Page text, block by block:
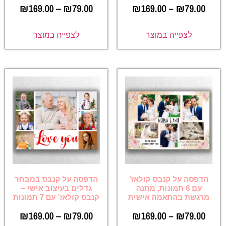
₪79.00
–
₪169.00
לצפייה במוצר
₪79.00
–
₪169.00
לצפייה במוצר
הדפסה על קנבס קולאז’
עם 6 תמונות, מתנה
מרגשת בהתאמה אישית
₪79.00
–
₪169.00
הדפסה על קנבס במבחר
גדלים בעיצוב אישי –
קנבס קולאז’ עם 7 תמונות
₪79.00
–
₪169.00